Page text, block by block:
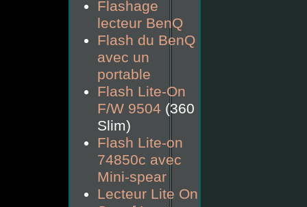
Flashage
lecteur BenQ
Flash du BenQ
avec un
portable
Flash Lite-On
F/W 9504 (360
Slim)
Flash Lite-on
74850c avec
Mini-spear
Lecteur Lite On